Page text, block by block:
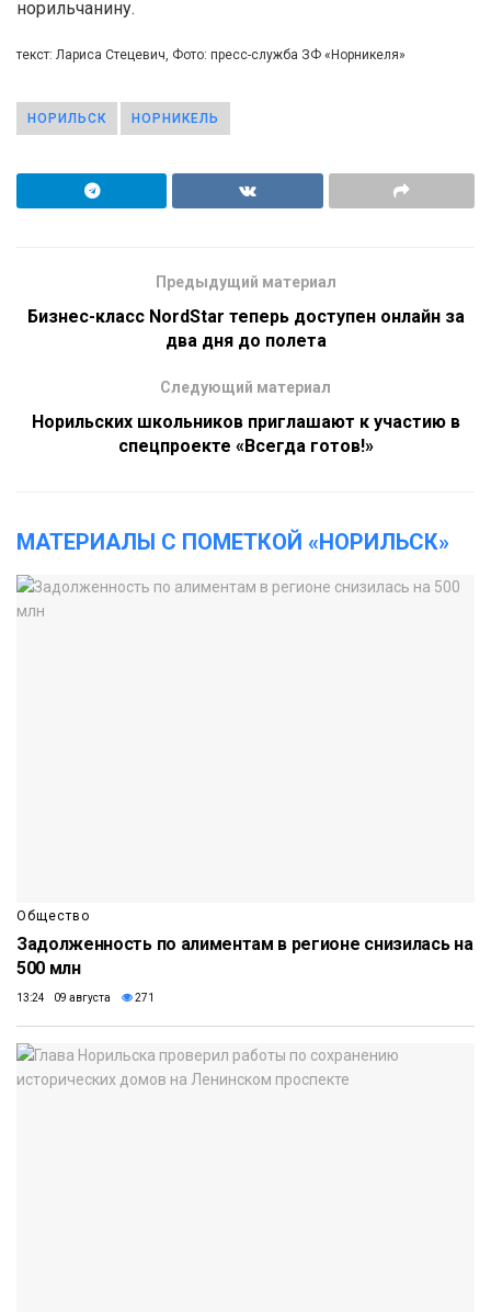
норильчанину.
текст: Лариса Стецевич, Фото: пресс-служба ЗФ «Норникеля»
НОРИЛЬСК НОРНИКЕЛЬ
Предыдущий материал
Бизнес-класс NordStar теперь доступен онлайн за
два дня до полета
Следующий материал
Норильских школьников приглашают к участию в
спецпроекте «Всегда готов!»
МАТЕРИАЛЫ С ПОМЕТКОЙ «НОРИЛЬСК»
Общество
Задолженность по алиментам в регионе снизилась на
500 млн
13:24 09 августа 271